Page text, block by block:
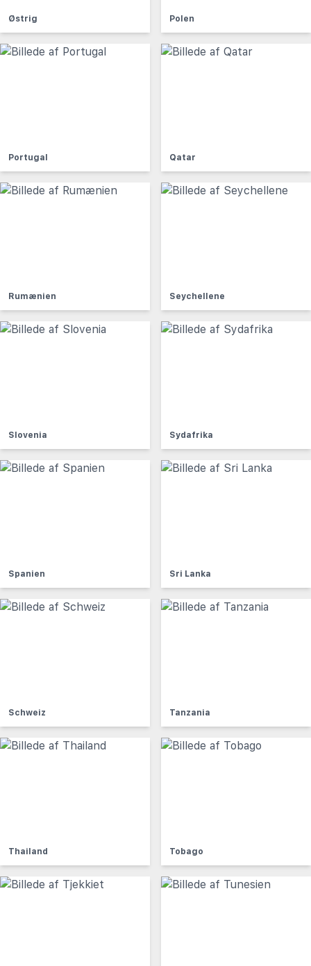
Østrig Polen
Portugal Qatar
Rumænien Seychellene
Slovenia Sydafrika
Spanien Sri Lanka
Schweiz Tanzania
Thailand Tobago